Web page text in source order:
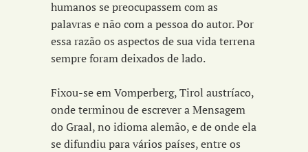
humanos se preocupassem com as
palavras e não com a pessoa do autor. Por
essa razão os aspectos de sua vida terrena
sempre foram deixados de lado.
Fixou-se em Vomperberg, Tirol austríaco,
onde terminou de escrever a Mensagem
do Graal, no idioma alemão, e de onde ela
se difundiu para vários países, entre os